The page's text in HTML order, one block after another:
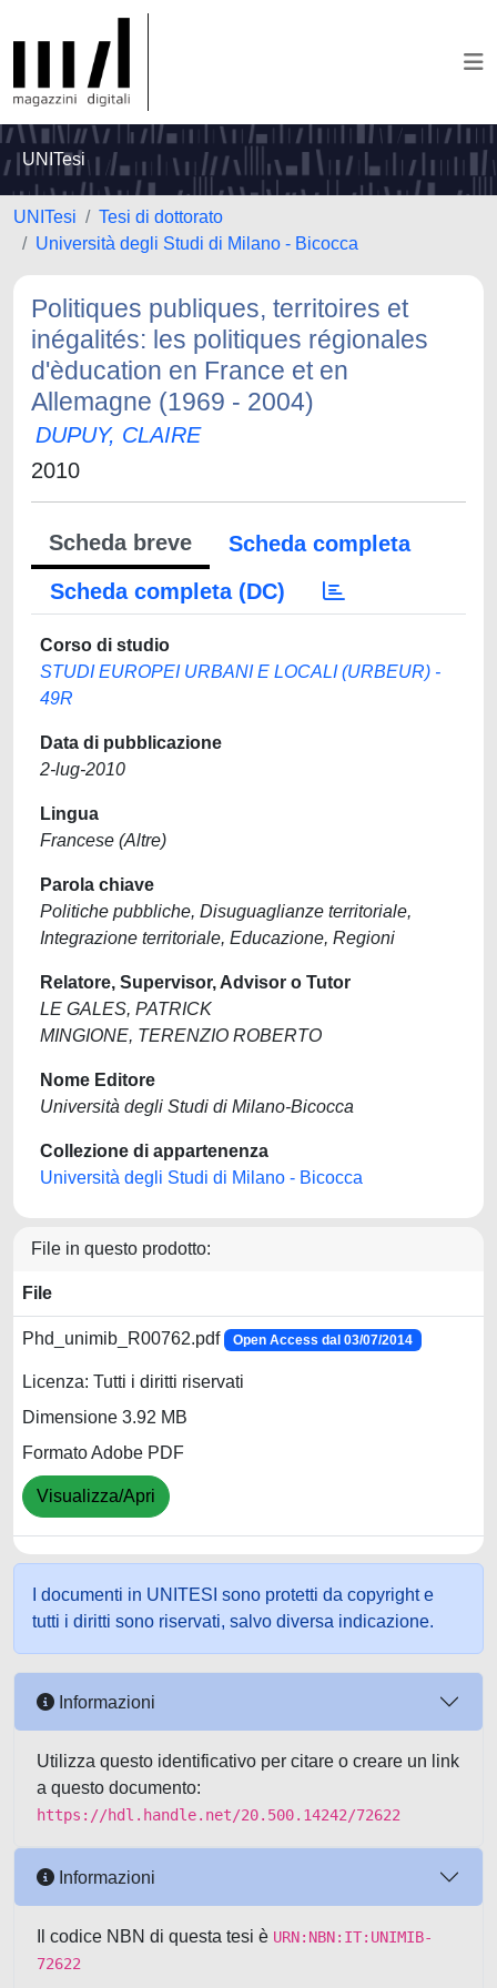
UNITesi
UNITesi
Tesi di dottorato
Università degli Studi di Milano - Bicocca
Politiques publiques, territoires et
inégalités: les politiques régionales
d'èducation en France et en
Allemagne (1969 - 2004)
DUPUY, CLAIRE
2010
Scheda breve
Scheda completa
Scheda completa (DC)
Corso di studio
STUDI EUROPEI URBANI E LOCALI (URBEUR) -
49R
Data di pubblicazione
2-lug-2010
Lingua
Francese (Altre)
Parola chiave
Politiche pubbliche, Disuguaglianze territoriale,
Integrazione territoriale, Educazione, Regioni
Relatore, Supervisor, Advisor o Tutor
LE GALES, PATRICK
MINGIONE, TERENZIO ROBERTO
Nome Editore
Università degli Studi di Milano-Bicocca
Collezione di appartenenza
Università degli Studi di Milano - Bicocca
File in questo prodotto:
File
Phd_unimib_R00762.pdf Open Access dal 03/07/2014
Licenza: Tutti i diritti riservati
Dimensione 3.92 MB
Formato Adobe PDF
Visualizza/Apri
I documenti in UNITESI sono protetti da copyright e
tutti i diritti sono riservati, salvo diversa indicazione.
Informazioni
Utilizza questo identificativo per citare o creare un link
a questo documento:
https://hdl.handle.net/20.500.14242/72622
Informazioni
Il codice NBN di questa tesi è URN:NBN:IT:UNIMIB-
72622